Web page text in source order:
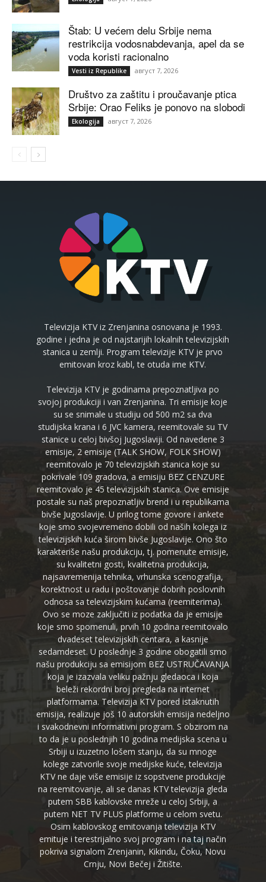
Štab: U većem delu Srbije nema
restrikcija vodosnabdevanja, apel da se
voda koristi racionalno
Vesti iz Republike август 7, 2026
Društvo za zaštitu i proučavanje ptica
Srbije: Orao Feliks je ponovo na slobodi
Ekologija август 7, 2026
Televizija KTV iz Zrenjanina osnovana je 1993.
godine i jedna je od najstarijih lokalnih televizijskih
stanica u zemlji. Program televizije KTV je prvo
emitovan kroz kabl, te otuda ime KTV.
Televizija KTV je godinama prepoznatljiva po
svojoj produkciji i van Zrenjanina. Tri emisije koje
su se snimale u studiju od 500 m2 sa dva
studijska krana i 6 JVC kamera, reemitovale su TV
stanice u celoj bivšoj Jugoslaviji. Od navedene 3
emisije, 2 emisije (TALK SHOW, FOLK SHOW)
reemitovalo je 70 televizijskih stanica koje su
pokrivale 109 gradova, a emisiju BEZ CENZURE
reemitovalo je 45 televizijskih stanica. Ove emisije
postale su naš prepoznatljiv brend i u republikama
bivše Jugoslavije. U prilog tome govore i ankete
koje smo svojevremeno dobili od naših kolega iz
televizijskih kuća širom bivše Jugoslavije. Ono što
karakteriše našu produkciju, tj. pomenute emisije,
su kvalitetni gosti, kvalitetna produkcija,
najsavremenija tehnika, vrhunska scenografija,
korektnost u radu i poštovanje dobrih poslovnih
odnosa sa televizijskim kućama (reemiterima).
Ovo se moze zaključiti iz podatka da je emisije
koje smo spomenuli, prvih 10 godina reemitovalo
dvadeset televizijskih centara, a kasnije
sedamdeset. U poslednje 3 godine obogatili smo
našu produkciju sa emisijom BEZ USTRUČAVANJA
koja je izazvala veliku pažnju gledaoca i koja
beleži rekordni broj pregleda na internet
platformama. Televizija KTV pored istaknutih
emisija, realizuje još 10 autorskih emisija nedeljno
i svakodnevni informativni program. S obzirom na
to da je u poslednjih 10 godina medijska scena u
Srbiji u izuzetno lošem stanju, da su mnoge
kolege zatvorile svoje medijske kuće, televizija
KTV ne daje više emisije iz sopstvene produkcije
na reemitovanje, ali se danas KTV televizija gleda
putem SBB kablovske mreže u celoj Srbiji, a
putem NET TV PLUS platforme u celom svetu.
Osim kablovskog emitovanja televizija KTV
emituje i terestrijalno svoj program i na taj način
pokriva signalom Zrenjanin, Kikindu, Čoku, Novu
Crnju, Novi Bečej i Žitište.